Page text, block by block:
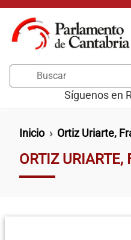
Pasar al contenido
Síguenos en
Ruta de
Inicio Ortiz Uriarte,
ORTIZ URIARTE,